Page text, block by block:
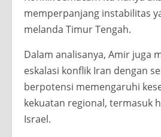
memperpanjang instabilitas
melanda Timur Tengah.
Dalam analisanya, Amir juga
eskalasi konflik Iran dengan
berpotensi memengaruhi
kekuatan regional, termasuk
Israel.